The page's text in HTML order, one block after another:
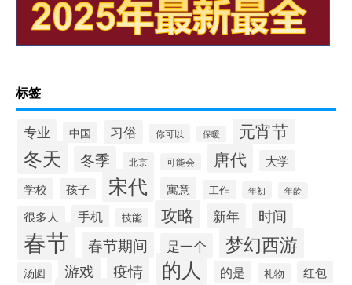
标签
专业 中国 习俗 你可以 保暖 元宵节
冬天 冬季 北京 可能会 唐代
大学
学校
孩子 宋代 寓意 工作 年初 年龄
很多人 手机 技能 攻略 新年 时间
春节 春节期间 是一个 梦幻西游
汤圆 游戏 疫情 的人 的是 礼物 红包